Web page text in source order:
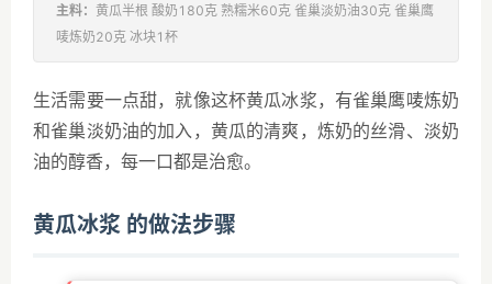
主料： 黄瓜半根 酸奶180克 熟糯米60克 雀巢淡奶油30克 雀巢鹰
唛炼奶20克 冰块1杯
生活需要一点甜，就像这杯黄瓜冰浆，有雀巢鹰唛炼奶
和雀巢淡奶油的加入，黄瓜的清爽，炼奶的丝滑、淡奶
油的醇香，每一口都是治愈。
黄瓜冰浆 的做法步骤